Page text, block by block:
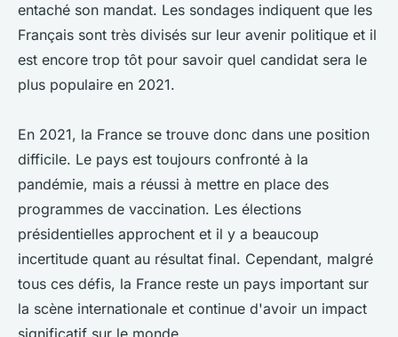
entaché son mandat. Les sondages indiquent que les
Français sont très divisés sur leur avenir politique et il
est encore trop tôt pour savoir quel candidat sera le
plus populaire en 2021.
En 2021, la France se trouve donc dans une position
difficile. Le pays est toujours confronté à la
pandémie, mais a réussi à mettre en place des
programmes de vaccination. Les élections
présidentielles approchent et il y a beaucoup
incertitude quant au résultat final. Cependant, malgré
tous ces défis, la France reste un pays important sur
la scène internationale et continue d'avoir un impact